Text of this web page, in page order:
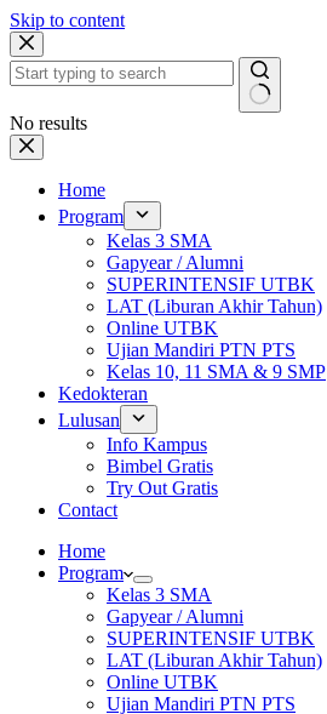
Skip to content
No results
Home
Program
Kelas 3 SMA
Gapyear / Alumni
SUPERINTENSIF UTBK
LAT (Liburan Akhir Tahun)
Online UTBK
Ujian Mandiri PTN PTS
Kelas 10, 11 SMA & 9 SMP
Kedokteran
Lulusan
Info Kampus
Bimbel Gratis
Try Out Gratis
Contact
Home
Program
Kelas 3 SMA
Gapyear / Alumni
SUPERINTENSIF UTBK
LAT (Liburan Akhir Tahun)
Online UTBK
Ujian Mandiri PTN PTS